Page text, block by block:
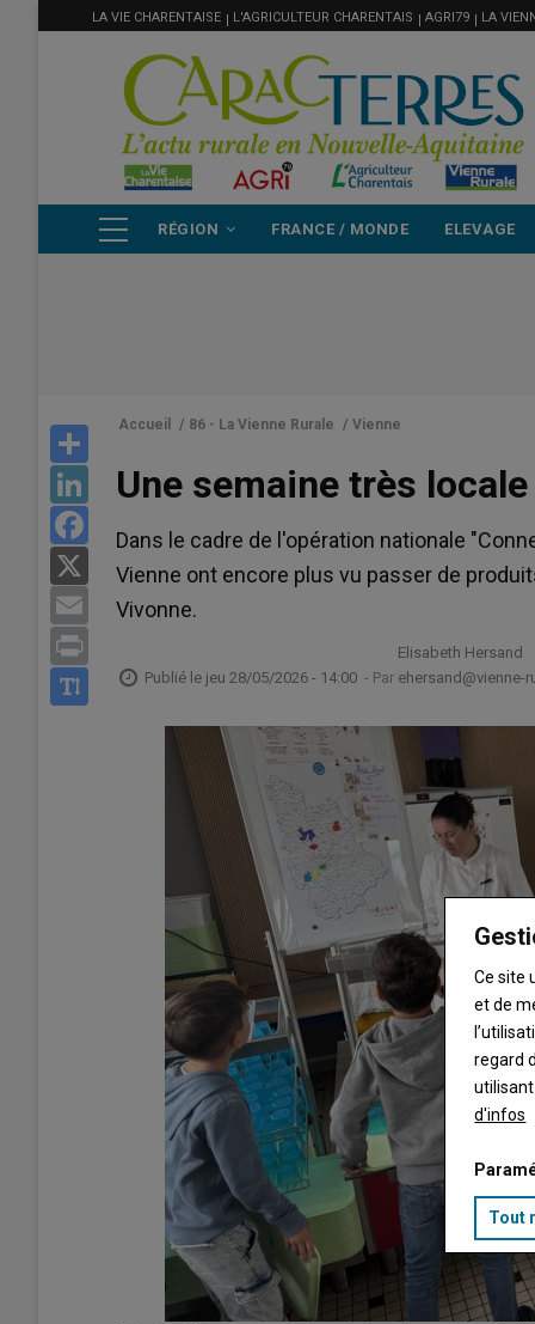
MENU
FILIÈRE
LA VIE CHARENTAISE L'AGRICULTEUR CHARENTAIS AGRI79 LA
PRINCIPALE
RÉGION FRANCE / MONDE ELEVAGE
LinkedIn
Email
Accueil / 86 - La Vienne Rurale / Vienne
Une semaine très
Dans le cadre de l'opération nationale
Vienne ont encore plus vu passer de
Vivonne.
Publié le jeu 28/05/2026 - 14:00 - Par
Elisabeth Hersand
ehersand@vienne-
Ce site
et de
regard
d'infos
Tout